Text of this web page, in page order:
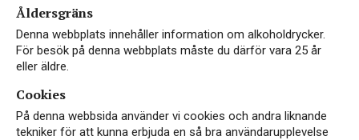
Vin från Delle Venezie
I Delle Venezie dominerar druvan Pinot Grigio, 7
av 10 viner som tillverkas här är gjorda av denna
Åldersgräns
Denna webbplats innehåller information om alkoholdrycker.
För besök på denna webbplats måste du därför vara 25 år
eller äldre.
Cookies
På denna webbsida använder vi cookies och andra liknande
tekniker för att kunna erbjuda en så bra användarupplevelse